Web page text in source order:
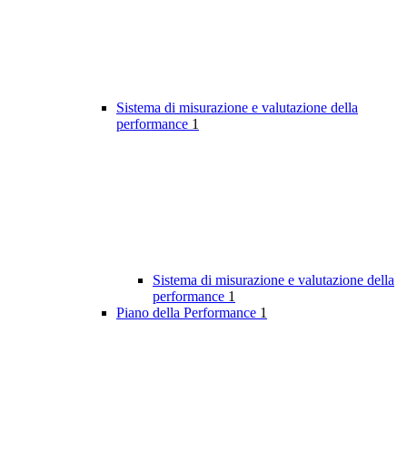
Sistema di misurazione e valutazione della
performance 1
Sistema di misurazione e valutazione della
performance 1
Piano della Performance 1